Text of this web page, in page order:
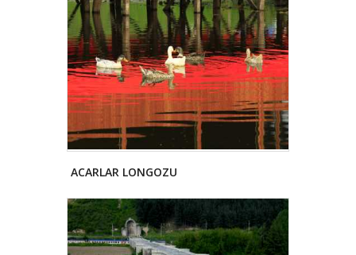
ACARLAR LONGOZU